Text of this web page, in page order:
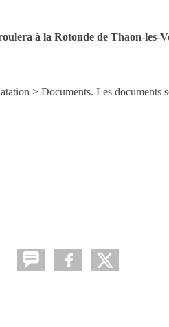
à la Rotonde de Thaon-les-
> Documents. Les